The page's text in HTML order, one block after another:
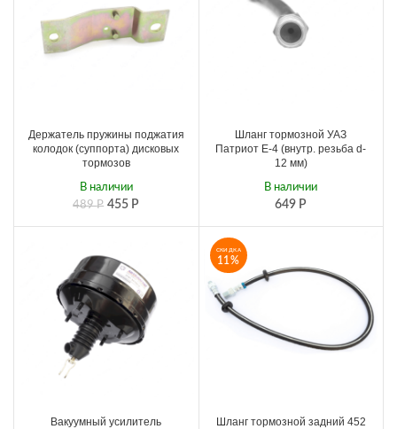
Держатель пружины поджатия
колодок (суппорта) дисковых
тормозов
489Р 455 Р
В наличии
Шланг тормозной УАЗ
Патриот Е-4 (внутр. резьба d-
12 мм)
649 Р
В наличии
Вакуумный усилитель
СКИДКА
11%
Шланг тормозной задний 452